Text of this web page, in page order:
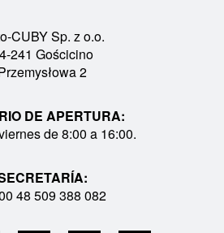
CUBY Sp. z o.o.
241 Gościcino
2
DE APERTURA:
de 8:00 a 16:00.
48 509 388 082